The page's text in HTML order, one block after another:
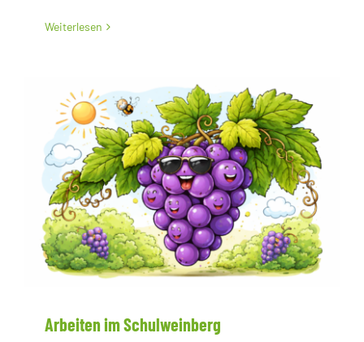
Weiterlesen
Arbeiten im Schulweinberg